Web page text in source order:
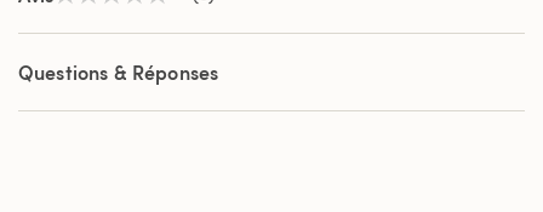
de
notation
Lien
la
Questions & Réponses